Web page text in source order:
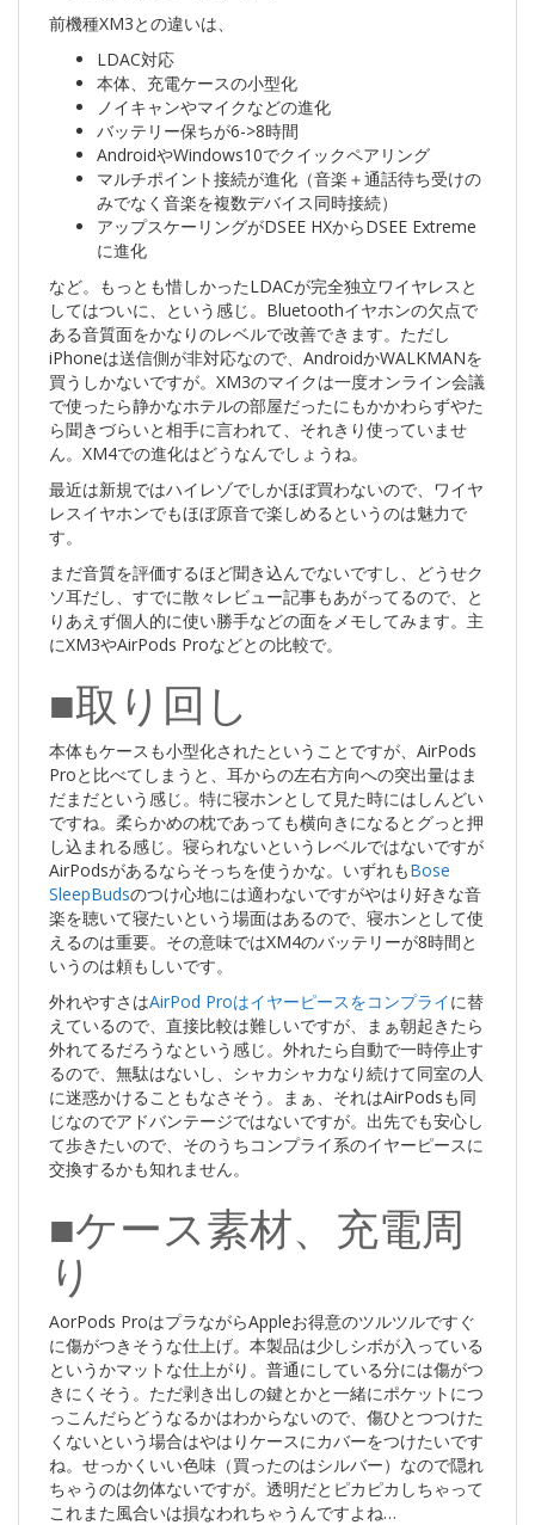
前機種XM3との違いは、
LDAC対応
本体、充電ケースの小型化
ノイキャンやマイクなどの進化
バッテリー保ちが6->8時間
AndroidやWindows10でクイックペアリング
マルチポイント接続が進化（音楽＋通話待ち受けの
みでなく音楽を複数デバイス同時接続）
アップスケーリングがDSEE HXからDSEE Extreme
に進化
など。もっとも惜しかったLDACが完全独立ワイヤレスと
してはついに、という感じ。Bluetoothイヤホンの欠点で
ある音質面をかなりのレベルで改善できます。ただし
iPhoneは送信側が非対応なので、AndroidかWALKMANを
買うしかないですが。XM3のマイクは一度オンライン会議
で使ったら静かなホテルの部屋だったにもかかわらずやた
ら聞きづらいと相手に言われて、それきり使っていませ
ん。XM4での進化はどうなんでしょうね。
最近は新規ではハイレゾでしかほぼ買わないので、ワイヤ
レスイヤホンでもほぼ原音で楽しめるというのは魅力で
す。
まだ音質を評価するほど聞き込んでないですし、どうせク
ソ耳だし、すでに散々レビュー記事もあがってるので、と
りあえず個人的に使い勝手などの面をメモしてみます。主
にXM3やAirPods Proなどとの比較で。
■取り回し
本体もケースも小型化されたということですが、AirPods
Proと比べてしまうと、耳からの左右方向への突出量はま
だまだという感じ。特に寝ホンとして見た時にはしんどい
ですね。柔らかめの枕であっても横向きになるとグっと押
し込まれる感じ。寝られないというレベルではないですが
AirPodsがあるならそっちを使うかな。いずれもBose
SleepBudsのつけ心地には適わないですがやはり好きな音
楽を聴いて寝たいという場面はあるので、寝ホンとして使
えるのは重要。その意味ではXM4のバッテリーが8時間と
いうのは頼もしいです。
外れやすさはAirPod Proはイヤーピースをコンプライに替
えているので、直接比較は難しいですが、まぁ朝起きたら
外れてるだろうなという感じ。外れたら自動で一時停止す
るので、無駄はないし、シャカシャカなり続けて同室の人
に迷惑かけることもなさそう。まぁ、それはAirPodsも同
じなのでアドバンテージではないですが。出先でも安心し
て歩きたいので、そのうちコンプライ系のイヤーピースに
交換するかも知れません。
■ケース素材、充電周
り
AorPods ProはプラながらAppleお得意のツルツルですぐ
に傷がつきそうな仕上げ。本製品は少しシボが入っている
というかマットな仕上がり。普通にしている分には傷がつ
きにくそう。ただ剥き出しの鍵とかと一緒にポケットにつ
っこんだらどうなるかはわからないので、傷ひとつつけた
くないという場合はやはりケースにカバーをつけたいです
ね。せっかくいい色味（買ったのはシルバー）なので隠れ
ちゃうのは勿体ないですが。透明だとピカピカしちゃって
これまた風合いは損なわれちゃうんですよね…